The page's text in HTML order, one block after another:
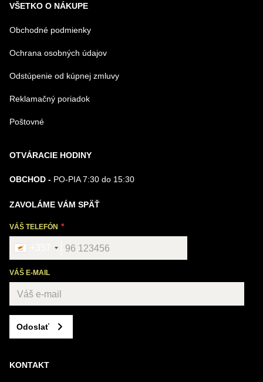
VŠETKO O NÁKUPE
Obchodné podmienky
Ochrana osobných údajov
Odstúpenie od kúpnej zmluvy
Reklamačný poriadok
Poštovné
OTVÁRACIE HODINY
OBCHOD - PO-PIA 7:30 do 15:30
ZAVOLÁME VÁM SPÄŤ
VÁŠ TELEFÓN
VÁŠ E-MAIL
Odoslať
KONTAKT